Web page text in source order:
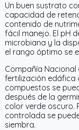
Un buen sustrato
capacidad de
contenido de
fácil manejo. El pH
microbiana y la
el rango óptimo se
Compañía
fertilización edáfica
compuestos se
después de la
color verde oscuro.
controlada se
siembra.